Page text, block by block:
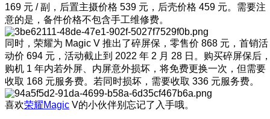
169 元 / 副，后置主摄价格 539 元，后壳价格 459 元。需要注
意的是，备件价格不包含手工维修费。
同时，荣耀为 Magic V 推出了碎屏保，零售价 868 元，首销活
动价 694 元，活动截止到 2022 年 2 月 28 日。购买碎屏保后
购机 1 年内若外屏、内屏意外损坏，将免费更换一次，但需要
收取 168 元服务费。若同时损坏，需要收取 336 元服务费。
喜欢荣耀Magic V的小伙伴别忘记了入手哦。